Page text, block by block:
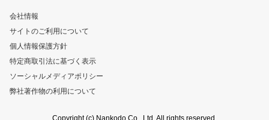
会社情報
サイトのご利用について
個人情報保護方針
特定商取引法に基づく表示
ソーシャルメディアポリシー
弊社著作物の利用について
Copyright (c) Nankodo Co., Ltd. All rights reserved.